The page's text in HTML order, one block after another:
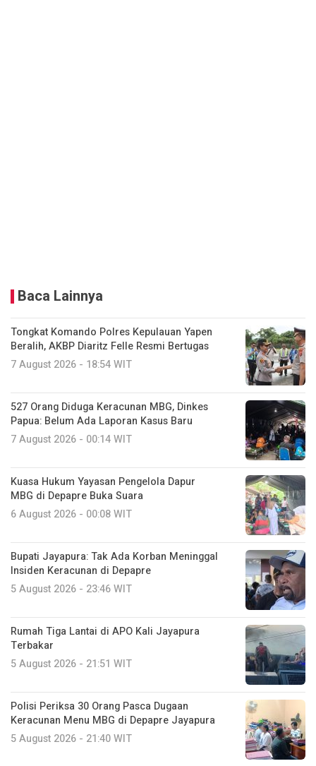
Baca Lainnya
Tongkat Komando Polres Kepulauan Yapen
Beralih, AKBP Diaritz Felle Resmi Bertugas
7 August 2026 - 18:54 WIT
527 Orang Diduga Keracunan MBG, Dinkes
Papua: Belum Ada Laporan Kasus Baru
7 August 2026 - 00:14 WIT
Kuasa Hukum Yayasan Pengelola Dapur
MBG di Depapre Buka Suara
6 August 2026 - 00:08 WIT
Bupati Jayapura: Tak Ada Korban Meninggal
Insiden Keracunan di Depapre
5 August 2026 - 23:46 WIT
Rumah Tiga Lantai di APO Kali Jayapura
Terbakar
5 August 2026 - 21:51 WIT
Polisi Periksa 30 Orang Pasca Dugaan
Keracunan Menu MBG di Depapre Jayapura
5 August 2026 - 21:40 WIT